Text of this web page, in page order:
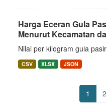
Harga Eceran Gula
Menurut Kecamatan
Nilai per kilogram gula
CSV XLSX JSON
1 2